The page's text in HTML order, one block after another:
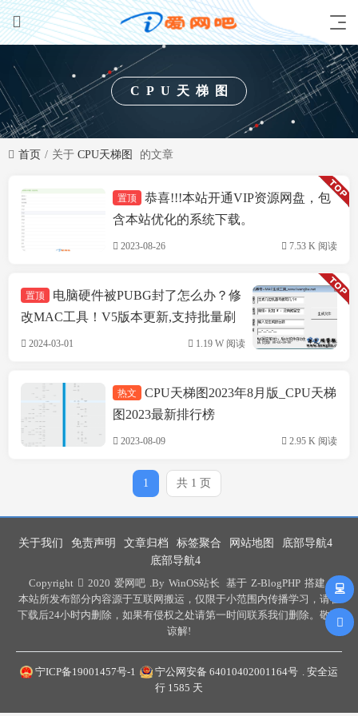
CPU天梯图
首页 关于 CPU天梯图 的文章
技术方案
置顶
恭喜!!!本站开通VIP资源网盘，包
含本站优化的系统下载。
2023-08-26 7.53 K 阅读
置顶
电脑硬件被PUBG封了怎么办？修
改MAC工具！V5版本更新,支持批量刷
机,支持INTEL&瑞立网卡
2024-03-01 1.19 W 阅读
网吧经营
热文
CPU天梯图2023年8月版_CPU天梯
图2023最新排行榜
2023-08-09 2.95 K 阅读
1 共 1 页
关于我们 免责声明 文章归档 标签聚合 网站地图
底部导航4
底部导航4
Copyright
2020 爱网吧 .By WinOS站长 基于 Z-BlogPHP 搭建 .
本站所发布部分内容源于互联网搬运，仅限于小范围内传播学习，请在
下载后24小时内删除，如果有侵权之处请第一时间联系我们删除。敬请
谅解!
宁ICP备19001457号-1 宁公网安备 64010402001164号 . 安全运
行 1585 天